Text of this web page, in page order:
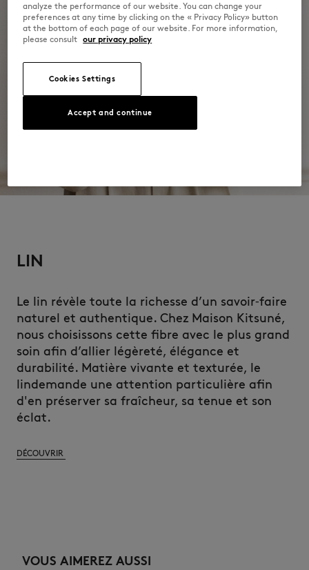
LIN
Le lin révèle toute la richesse d’un savoir‑faire
naturel et authentique. Chez Maison Kitsuné,
nous choisissons cette fibre avec le plus grand
soin afin d’allier légèreté, élégance et
durabilité. Matière vivante et texturée, le
lindemande une attention particulière afin
d'en préserver sa fraîcheur, sa tenue et son
éclat.
DÉCOUVRIR
VOUS AIMEREZ AUSSI
analyze the performance of our website. You can change your
preferences at any time by clicking on the « Privacy Policy» button
at the bottom of each page of our website. For more information,
please consult our privacy policy
Cookies Settings
Accept and continue